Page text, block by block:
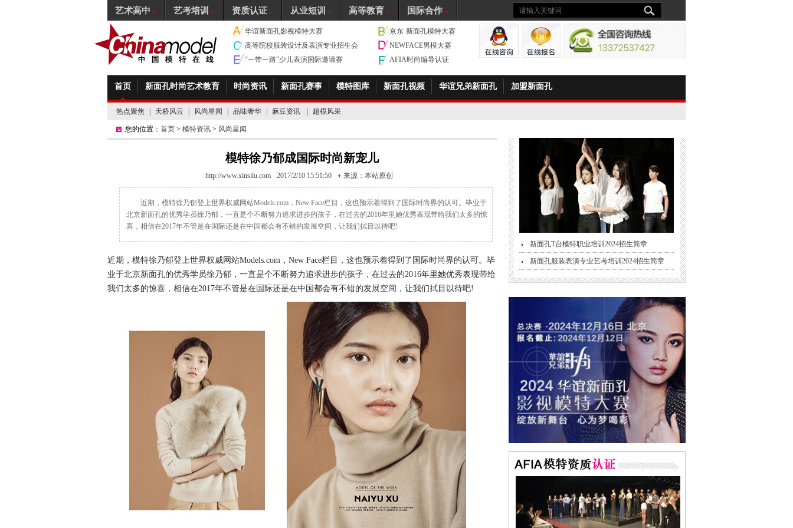
华谊新面孔影视模特大赛
京东·新面孔模特大赛
高等院校服装设计及表演专业招生会
NEWFACE男模大赛
“一带一路”少儿表演国际邀请赛
AFIA时尚编导认证
首页 新面孔时尚艺术教育 时尚资讯 新面孔赛事 模特图库 新面孔视频 华谊兄弟新面孔 加盟新面孔
热点聚焦 天桥风云 风尚星闻 品味奢华 麻豆资讯 超模风采
您的位置： 首页 > 模特资讯 > 风尚星闻
模特徐乃郁成国际时尚新宠儿
http://www.xinsilu.com 2017/2/10 15:51:50 来源： 本站原创
近期，模特徐乃郁登上世界权威网站Models.com，New Face栏目，这也预示着得到了国际时尚界的认可。毕业于
北京新面孔的优秀学员徐乃郁，一直是个不断努力追求进步的孩子，在过去的2016年里她优秀表现带给我们太多的惊
喜，相信在2017年不管是在国际还是在中国都会有不错的发展空间，让我们拭目以待吧!
近期，模特徐乃郁登上世界权威网站Models.com，New Face栏目，这也预示着得到了国际时尚界的认可。毕
业于北京新面孔的优秀学员徐乃郁，一直是个不断努力追求进步的孩子，在过去的2016年里她优秀表现带给
我们太多的惊喜，相信在2017年不管是在国际还是在中国都会有不错的发展空间，让我们拭目以待吧!
新面孔T台模特职业培训2024招生简章
新面孔服装表演专业艺考培训2024招生简章
艺术高中 艺考培训 资质认证 从业短训 高等教育 国际合作